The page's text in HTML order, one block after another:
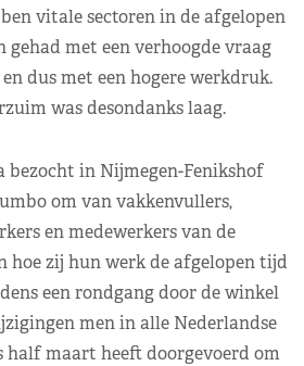
vitale sectoren in de afgelopen
gehad met een verhoogde vraag
dus met een hogere werkdruk.
was desondanks laag.
bezocht in Nijmegen-Fenikshof
om van vakkenvullers,
en medewerkers van de
hoe zij hun werk de afgelopen tijd
een rondgang door de winkel
men in alle Nederlandse
half maart heeft doorgevoerd om